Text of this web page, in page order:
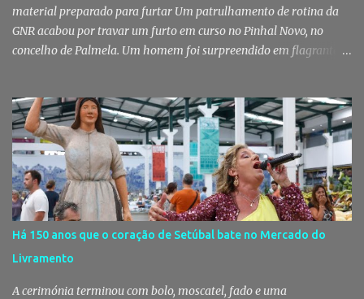
material preparado para furtar Um patrulhamento de rotina da
GNR acabou por travar um furto em curso no Pinhal Novo, no
concelho de Palmela. Um homem foi surpreendido em flagrante
militares da Guarda. Patrulhamento da GNR termina com
detenção por furto A detenção ocorreu no dia 4 de Agosto, - mas
divulgada só nesta quinta-feira - numa ação desenvolvida pelo
Posto Territorial de Pinhal Novo. Segundo a GNR, "no âmbito de
uma ação de patrulhamento, os militares da Guarda detetaram
uma viatura estacionada num local referenciado pela prática de
furtos e pelo consumo de estupefacientes", circunstância que
motivou a realização de diligências policiais. Foi no decorrer
dessas ações que os militares localizaram um suspeito no interior
de um edifício público. Apanhado em flagrante De ...
Há 150 anos que o coração de Setúbal bate no Mercado do
Livramento
A cerimónia terminou com bolo, moscatel, fado e uma